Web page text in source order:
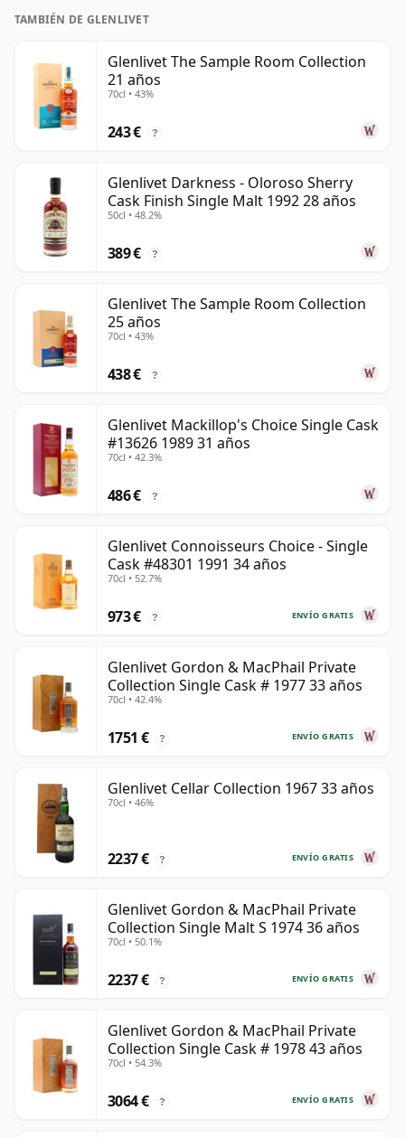
TAMBIÉN DE GLENLIVET
Glenlivet The Sample Room Collection
21 años
70cl • 43%
243 € ?
Glenlivet Darkness - Oloroso Sherry
Cask Finish Single Malt 1992 28 años
50cl • 48.2%
389 € ?
Glenlivet The Sample Room Collection
25 años
70cl • 43%
438 € ?
Glenlivet Mackillop's Choice Single Cask
#13626 1989 31 años
70cl • 42.3%
486 € ?
Glenlivet Connoisseurs Choice - Single
Cask #48301 1991 34 años
70cl • 52.7%
ENVÍO GRATIS
973 € ?
Glenlivet Gordon & MacPhail Private
Collection Single Cask # 1977 33 años
70cl • 42.4%
ENVÍO GRATIS
1751 € ?
Glenlivet Cellar Collection 1967 33 años
70cl • 46%
ENVÍO GRATIS
2237 € ?
Glenlivet Gordon & MacPhail Private
Collection Single Malt S 1974 36 años
70cl • 50.1%
ENVÍO GRATIS
2237 € ?
Glenlivet Gordon & MacPhail Private
Collection Single Cask # 1978 43 años
70cl • 54.3%
ENVÍO GRATIS
3064 € ?